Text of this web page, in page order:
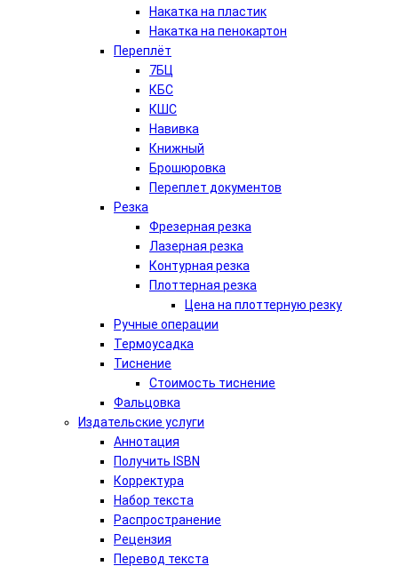
Накатка на пластик
Накатка на пенокартон
Переплёт
7БЦ
КБС
КШС
Навивка
Книжный
Брошюровка
Переплет документов
Резка
Фрезерная резка
Лазерная резка
Контурная резка
Плоттерная резка
Цена на плоттерную резку
Ручные операции
Термоусадка
Тиснение
Стоимость тиснение
Фальцовка
Издательские услуги
Аннотация
Получить ISBN
Корректура
Набор текста
Распространение
Рецензия
Перевод текста